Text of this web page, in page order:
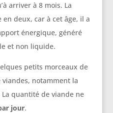
arriver à 8 mois. La
deux, car à cet âge, il a
énergique, généré
et non liquide.
petits morceaux de
notamment la
quantité de viande ne
jour.